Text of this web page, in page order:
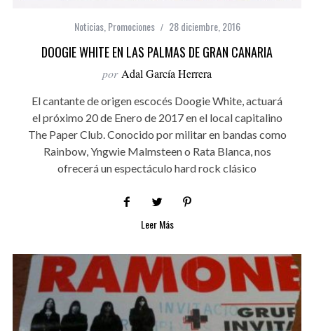
Noticias,Promociones 28 diciembre, 2016
DOOGIE WHITE EN LAS PALMAS DE GRAN CANARIA
por Adal García Herrera
El cantante de origen escocés Doogie White, actuará
el próximo 20 de Enero de 2017 en el local capitalino
The Paper Club. Conocido por militar en bandas como
Rainbow, Yngwie Malmsteen o Rata Blanca, nos
ofrecerá un espectáculo hard rock clásico
Leer Más